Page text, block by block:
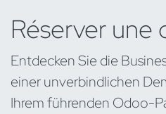
Réserver
Entdecken Sie die
einer unverbindlichen
Ihrem führenden Odoo-